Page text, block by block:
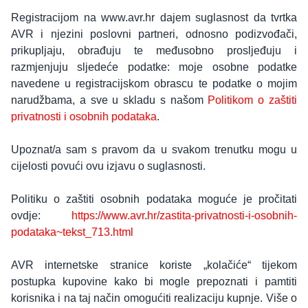
Registracijom na www.avr.hr dajem suglasnost da tvrtka
AVR i njezini poslovni partneri, odnosno podizvođači,
prikupljaju, obrađuju te međusobno prosljeđuju i
razmjenjuju sljedeće podatke: moje osobne podatke
navedene u registracijskom obrascu te podatke o mojim
narudžbama, a sve u skladu s našom Politikom o zaštiti
privatnosti i osobnih podataka.
Upoznat/a sam s pravom da u svakom trenutku mogu u
cijelosti povući ovu izjavu o suglasnosti.
Politiku o zaštiti osobnih podataka moguće je pročitati
ovdje:
https://www.avr.hr/zastita-privatnosti-i-osobnih-
podataka~tekst_713.html
AVR internetske stranice koriste „kolačiće“ tijekom
postupka kupovine kako bi mogle prepoznati i pamtiti
korisnika i na taj način omogućiti realizaciju kupnje. Više o